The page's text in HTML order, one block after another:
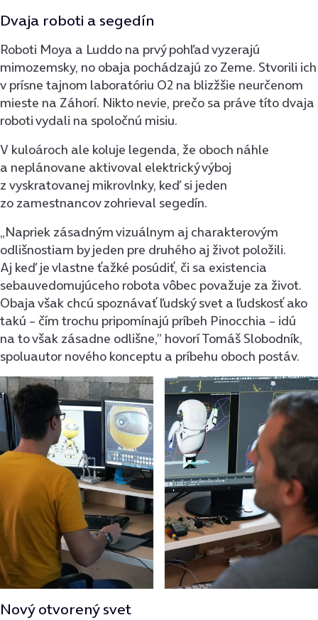
Dvaja roboti a segedín
Roboti Moya a Luddo na prvý pohľad vyzerajú
mimozemsky, no obaja pochádzajú zo Zeme. Stvorili ich
v prísne tajnom laboratóriu O2 na blizžšie neurčenom
mieste na Záhorí. Nikto nevie, prečo sa práve títo dvaja
roboti vydali na spoločnú misiu.
V kuloároch ale koluje legenda, že oboch náhle
a neplánovane aktivoval elektrický výboj
z vyskratovanej mikrovlnky, keď si jeden
zo zamestnancov zohrieval segedín.
„Napriek zásadným vizuálnym aj charakterovým
odlišnostiam by jeden pre druhého aj život položili.
Aj keď je vlastne ťažké posúdiť, či sa existencia
sebauvedomujúceho robota vôbec považuje za život.
Obaja však chcú spoznávať ľudský svet a ľudskosť ako
takú – čím trochu pripomínajú príbeh Pinocchia – idú
na to však zásadne odlišne,” hovorí Tomáš Slobodník,
spoluautor nového konceptu a príbehu oboch postáv.
Nový otvorený svet